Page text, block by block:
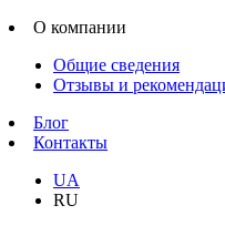
О компании
Общие сведения
Отзывы и
Блог
Контакты
UA
RU